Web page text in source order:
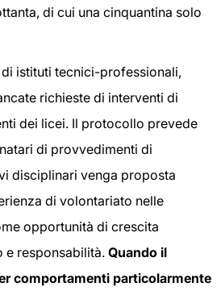
di cui una cinquantina solo
istituti tecnici-professionali,
richieste di interventi di
dei licei. Il protocollo prevede
di provvedimenti di
disciplinari venga proposta
di volontariato nelle
opportunità di crescita
e responsabilità. Quando il
comportamenti particolarmente